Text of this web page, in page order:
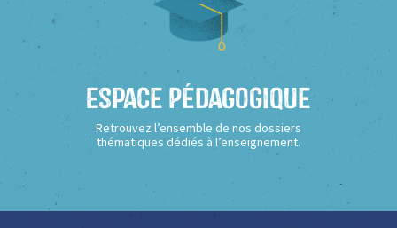
Espace Pédagogique
Retrouvez l’ensemble de nos dossiers
thématiques dédiés à l’enseignement.